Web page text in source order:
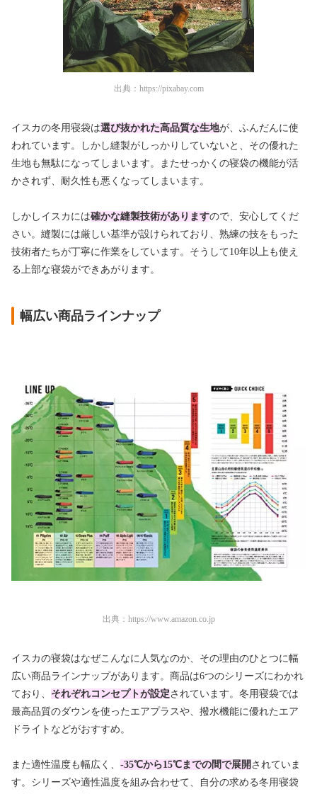
出典： https://pixabay.com
イスカの冬用寝袋は選び抜かれた高品質な生地が、ふんだんに使
われています。しかし縫製がしっかりしていないと、その優れた
生地も無駄になってしまいます。またせっかくの寝袋の機能が活
かされず、耐久性も悪くなってしまいます。
しかしイスカには確かな縫製技術がありますので、安心してくだ
さい。縫製には厳しい基準が設けられており、熟練の技をもった
技術者たちが丁寧に作業をしています。そうして10年以上も使え
る上部な寝袋ができあがります。
幅広い商品ラインナップ
出典： https://www.amazon.co.jp
イスカの寝袋はなぜこんなに人気なのか、その理由のひとつに幅
広い商品ラインナップがあります。商品は6つのシリーズにわかれ
ており、 それぞれコンセプトが設定されています。冬用寝袋では
最高品質のダウンを使ったエアプラスや、撥水機能に優れたエア
ドライトなどがおすすめ。
また適性温度も幅広く、 -35℃から15℃までの間で展開 されていま
す。シリーズや適性温度を組み合わせて、自分の求める冬用寝袋